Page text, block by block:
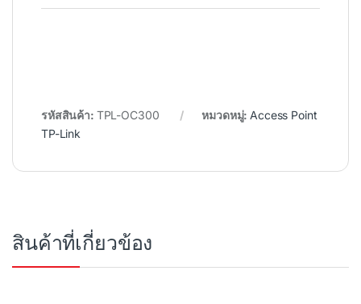
รหัสสินค้า: TPL-OC300 หมวดหมู่: Access Point
TP-Link
สินค้าที่เกี่ยวข้อง